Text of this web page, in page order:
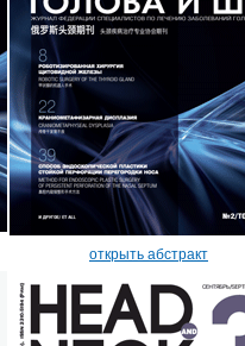
открыть абстракт